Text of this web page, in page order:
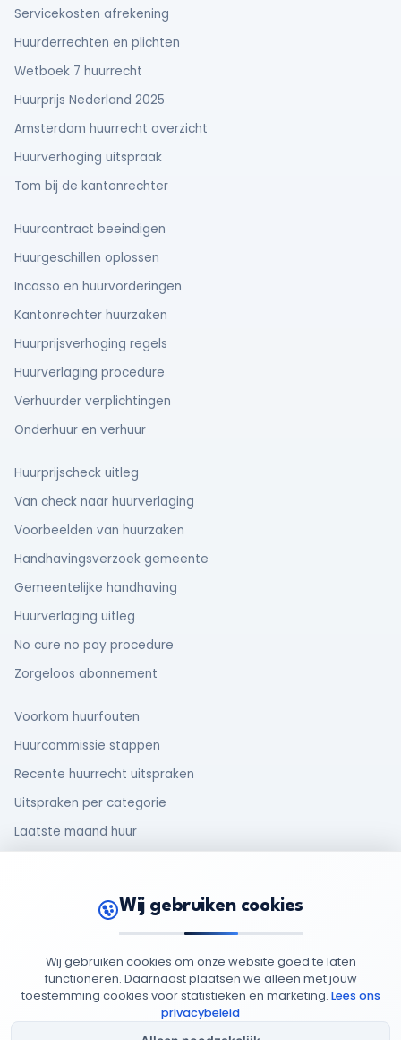
Servicekosten afrekening
Huurderrechten en plichten
Wetboek 7 huurrecht
Huurprijs Nederland 2025
Amsterdam huurrecht overzicht
Huurverhoging uitspraak
Tom bij de kantonrechter
Huurcontract beeindigen
Huurgeschillen oplossen
Incasso en huurvorderingen
Kantonrechter huurzaken
Huurprijsverhoging regels
Huurverlaging procedure
Verhuurder verplichtingen
Onderhuur en verhuur
Huurprijscheck uitleg
Van check naar huurverlaging
Voorbeelden van huurzaken
Handhavingsverzoek gemeente
Gemeentelijke handhaving
Huurverlaging uitleg
No cure no pay procedure
Zorgeloos abonnement
Voorkom huurfouten
Huurcommissie stappen
Recente huurrecht uitspraken
Uitspraken per categorie
Laatste maand huur
Rechten van huurders
© 2026 MijnHuurdossierOpgericht 2025-: 95949852
Privacy
Cookie
Algemene
Cookie
Wij gebruiken cookies
Wij gebruiken cookies om onze website goed te laten
functioneren. Daarnaast plaatsen we alleen met jouw
toestemming cookies voor statistieken en marketing. Lees ons
privacybeleid